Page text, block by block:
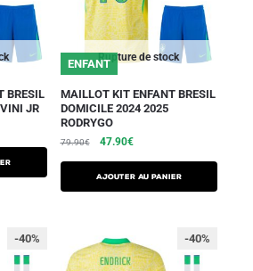
BRESIL
JR
Rupture de stock
ENFANT
MAILLOT KIT ENFANT BRESIL
DOMICILE 2024 2025
RODRYGO
79.90€ 47.90€
AJOUTER AU PANIER
-40% -40%